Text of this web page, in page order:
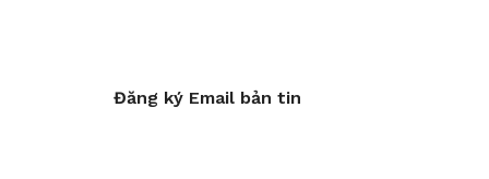
Đăng ký Email bản tin